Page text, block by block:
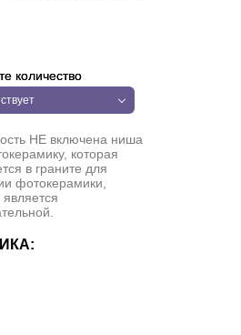
количество
НЕ включена ниша
которая
в граните для
фотокерамики,
является